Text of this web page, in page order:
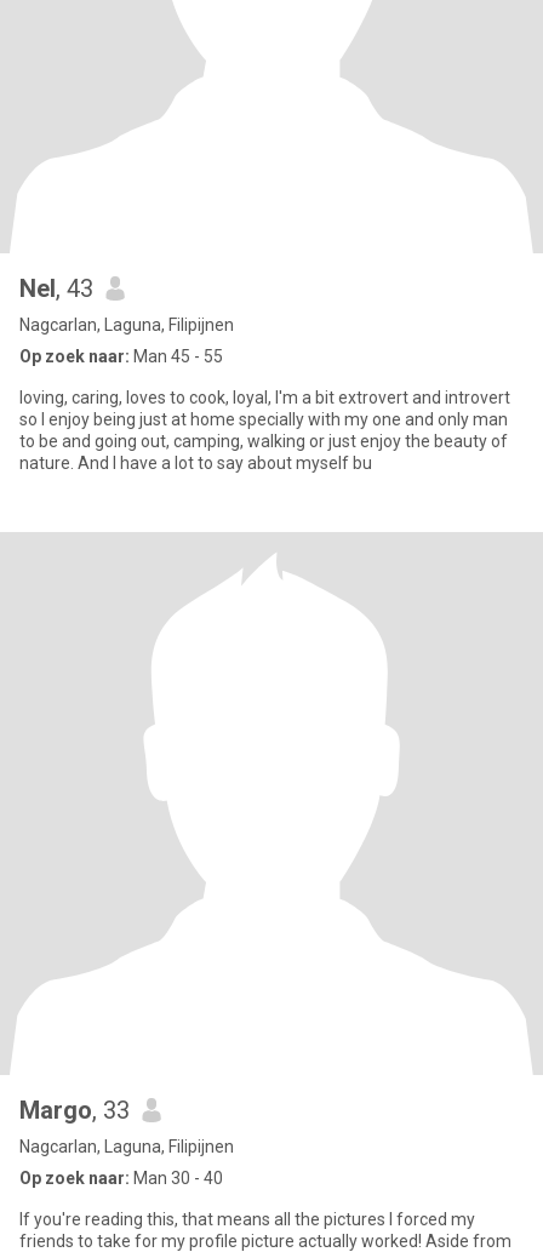
Nel, 43
Nagcarlan, Laguna, Filipijnen
Op zoek naar: Man 45 - 55
loving, caring, loves to cook, loyal, I'm a bit extrovert and introvert
so I enjoy being just at home specially with my one and only man
to be and going out, camping, walking or just enjoy the beauty of
nature. And I have a lot to say about myself bu
Margo, 33
Nagcarlan, Laguna, Filipijnen
Op zoek naar: Man 30 - 40
If you're reading this, that means all the pictures I forced my
friends to take for my profile picture actually worked! Aside from